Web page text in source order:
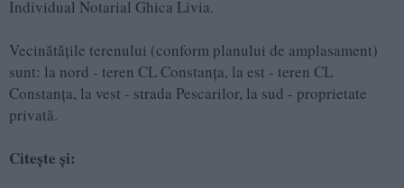
Individual Notarial Ghica Livia.
Vecinătăţile terenului (conform planului de amplasament)
sunt: la nord - teren CL Constanţa, la est - teren CL
Constanţa, la vest - strada Pescarilor, la sud - proprietate
privată.
Citeşte şi: